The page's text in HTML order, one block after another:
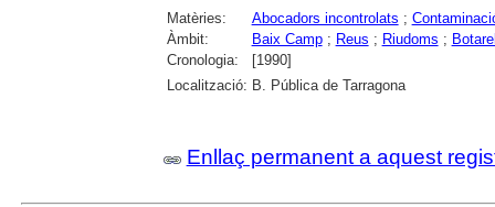
Matèries: Abocadors incontrolats ;
Àmbit:
Baix Camp; Reus ; Riudoms ;
Cronologia:
[1990]
Localització: B. Pública de Tarragona
Enllaç permanent a aquest